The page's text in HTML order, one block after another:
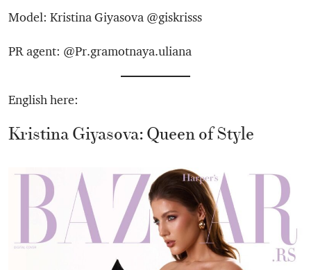
Model: Kristina Giyasova @giskrisss
PR agent: @Pr.gramotnaya.uliana
English here:
Kristina Giyasova: Queen of Style